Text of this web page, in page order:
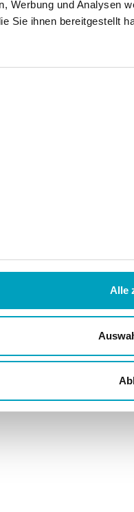
Werbung und Analysen
Sie ihnen bereitgestellt
Alle
All rights reserved.